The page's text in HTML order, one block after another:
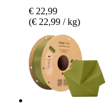
€ 22,99
(€ 22,99 / kg)